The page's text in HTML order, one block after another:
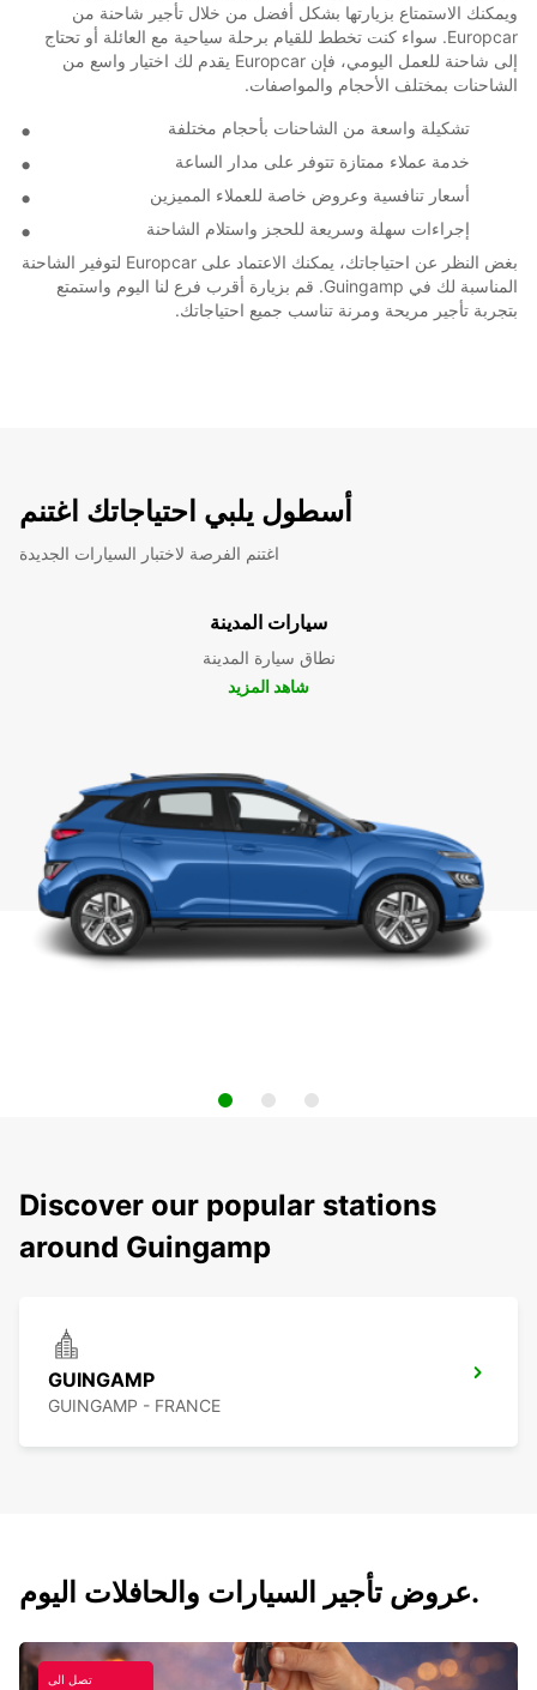
ويمكنك الاستمتاع بزيارتها بشكل أفضل من خلال تأجير شاحنة من
Europcar. سواء كنت تخطط للقيام برحلة سياحية مع العائلة أو تحتاج
إلى شاحنة للعمل اليومي، فإن Europcar يقدم لك اختيار واسع من
الشاحنات بمختلف الأحجام والمواصفات.
تشكيلة واسعة من الشاحنات بأحجام مختلفة
خدمة عملاء ممتازة تتوفر على مدار الساعة
أسعار تنافسية وعروض خاصة للعملاء المميزين
إجراءات سهلة وسريعة للحجز واستلام الشاحنة
بغض النظر عن احتياجاتك، يمكنك الاعتماد على Europcar لتوفير الشاحنة
المناسبة لك في Guingamp. قم بزيارة أقرب فرع لنا اليوم واستمتع
بتجربة تأجير مريحة ومرنة تناسب جميع احتياجاتك.
أسطول يلبي احتياجاتك اغتنم
اغتنم الفرصة لاختبار السيارات الجديدة
سيارات المدينة
نطاق سيارة المدينة
شاهد المزيد
Discover our popular stations
around Guingamp
GUINGAMP
GUINGAMP - FRANCE
عروض تأجير السيارات والحافلات اليوم.
تصل الى